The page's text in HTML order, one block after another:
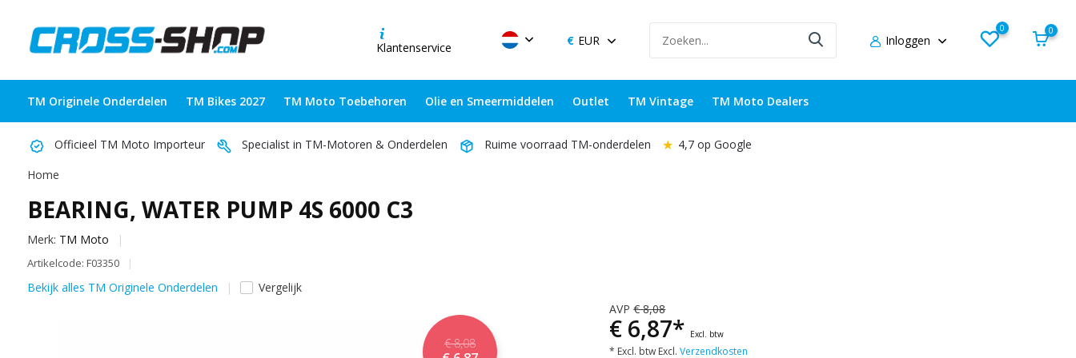
Klantenservice EUR Inloggen
0 0
TM Originele Onderdelen TM Bikes 2027 TM Moto Toebehoren Olie en Smeermiddelen Outlet TM Vintage TM Moto Dealers
Officieel TM Moto Importeur Specialist in TM-Motoren & Onderdelen Ruime voorraad TM-onderdelen ★ 4,7 op Google
Home
BEARING, WATER PUMP 4S 6000 C3
Merk: TM Moto
Artikelcode: F03350
Bekijk alles TM Originele Onderdelen Vergelijk
€ 8,08
AVP€ 8,08
€ 6,87* Excl. btw
* Excl. btw Excl.Verzendkosten